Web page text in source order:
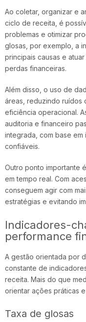
Ao coletar, organizar e
ciclo de receita, é
problemas e otimizar
glosas, por exemplo, a
principais causas e
perdas financeiras.
Além disso, o uso de
áreas, reduzindo ruídos
eficiência operacional.
auditoria e financeiro
integrada, com base em
confiáveis.
Outro ponto importante
em tempo real. Com
conseguem agir com
estratégias e evitando
Indicadores-
performance
A gestão orientada por
constante de
receita. Mais do que
orientar ações práticas e
Taxa de glosas